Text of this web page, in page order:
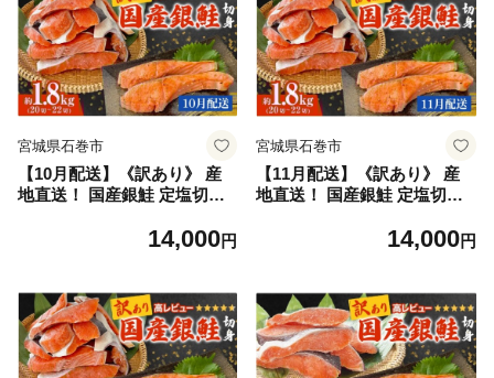
宮城県石巻市
【10月配送】《訳あり》 産
地直送！ 国産銀鮭 定塩切身
家庭用 塩鮭 宮城県 石巻市
14,000円
宮城県石巻市
【11月配送】《訳あり》 産
地直送！ 国産銀鮭 定塩切身
家庭用 塩鮭 宮城県 石巻市
14,000円